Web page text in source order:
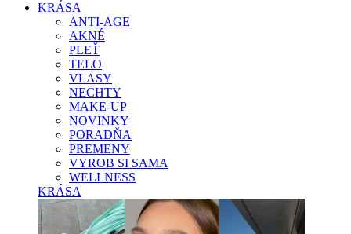
KRÁSA
ANTI-AGE
AKNÉ
PLEŤ
TELO
VLASY
NECHTY
MAKE-UP
NOVINKY
PORADŇA
PREMENY
VYROB SI SAMA
WELLNESS
KRÁSA